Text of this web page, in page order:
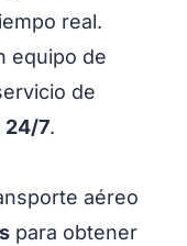
real.
equipo de
de
24/7.
aéreo
para obtener